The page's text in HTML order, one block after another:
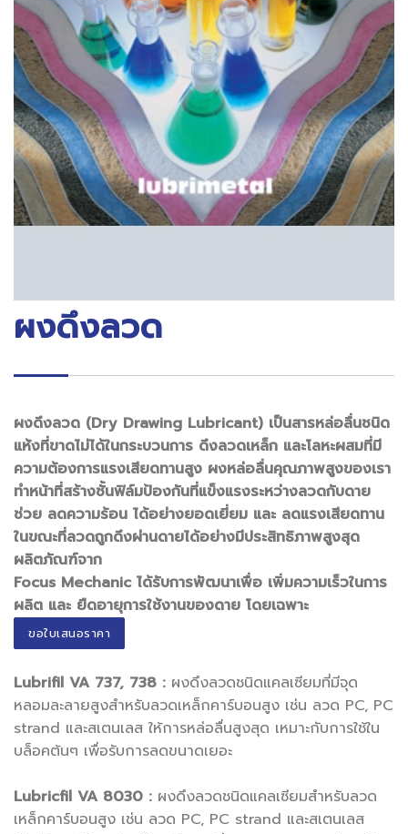
ผงดึงลวด
ผงดึงลวด (Dry Drawing Lubricant) เป็นสารหล่อลื่นชนิด
แห้งที่ขาดไม่ได้ในกระบวนการ ดึงลวดเหล็ก และโลหะผสมที่มี
ความต้องการแรงเสียดทานสูง ผงหล่อลื่นคุณภาพสูงของเรา
ทำหน้าที่สร้างชั้นฟิล์มป้องกันที่แข็งแรงระหว่างลวดกับดาย
ช่วย ลดความร้อน ได้อย่างยอดเยี่ยม และ ลดแรงเสียดทาน
ในขณะที่ลวดถูกดึงผ่านดายได้อย่างมีประสิทธิภาพสูงสุด
ผลิตภัณฑ์จาก
Focus Mechanic ได้รับการพัฒนาเพื่อ เพิ่มความเร็วในการ
ผลิต และ ยืดอายุการใช้งานของดาย โดยเฉพาะ
ขอใบเสนอราคา
Lubrifil VA 737, 738 : ผงดึงลวดชนิดแคลเซียมที่มีจุด
หลอมละลายสูงสำหรับลวดเหล็กคาร์บอนสูง เช่น ลวด PC, PC
strand และสเตนเลส ให้การหล่อลื่นสูงสุด เหมาะกับการใช้ใน
บล็อคต้นๆ เพื่อรับการลดขนาดเยอะ
Lubricfil VA 8030 : ผงดึงลวดชนิดแคลเซียมสำหรับลวด
เหล็กคาร์บอนสูง เช่น ลวด PC, PC strand และสเตนเลส